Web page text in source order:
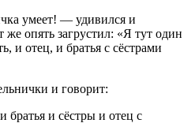
умеет! — удивился и
же опять загрустил: «Я тут один
и отец, и братья с сёстрами
и говорит:
братья и сёстры и отец с